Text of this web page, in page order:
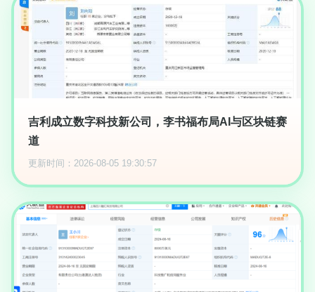
吉利成立数字科技新公司，李书福布局AI与区块链赛
道
更新时间：2026-08-05 19:30:57